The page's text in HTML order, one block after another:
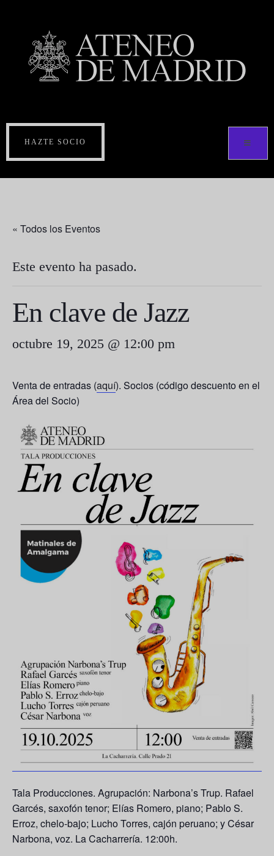
HAZTE SOCIO
« Todos los Eventos
Este evento ha pasado.
En clave de Jazz
octubre 19, 2025 @ 12:00 pm
Venta de entradas (aquí). Socios (código descuento en el
Área del Socio)
Tala Producciones. Agrupación: Narbona’s Trup. Rafael
Garcés, saxofón tenor; Elías Romero, piano; Pablo S.
Erroz, chelo-bajo; Lucho Torres, cajón peruano; y César
Narbona, voz. La Cacharrería. 12:00h.